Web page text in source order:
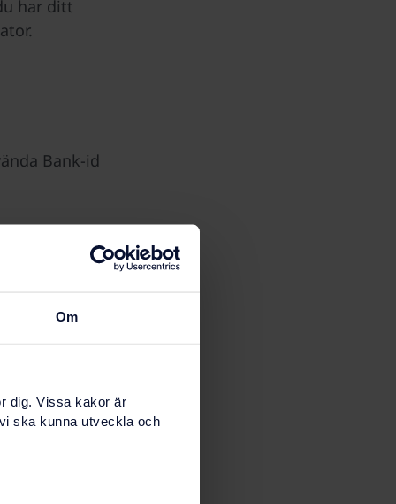
Om
dig. Vissa kakor är
ska kunna utveckla och
har ditt
Bank-id
fler
och en